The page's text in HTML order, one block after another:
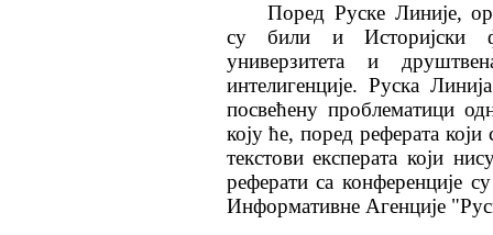
Поред Руске Линије,
су били и Историјски
универзитета и
интелигенције. Руска
посвећену проблематици
коју ће, поред реферата
текстови експерата који
реферати са конференције
Информативне Агенције